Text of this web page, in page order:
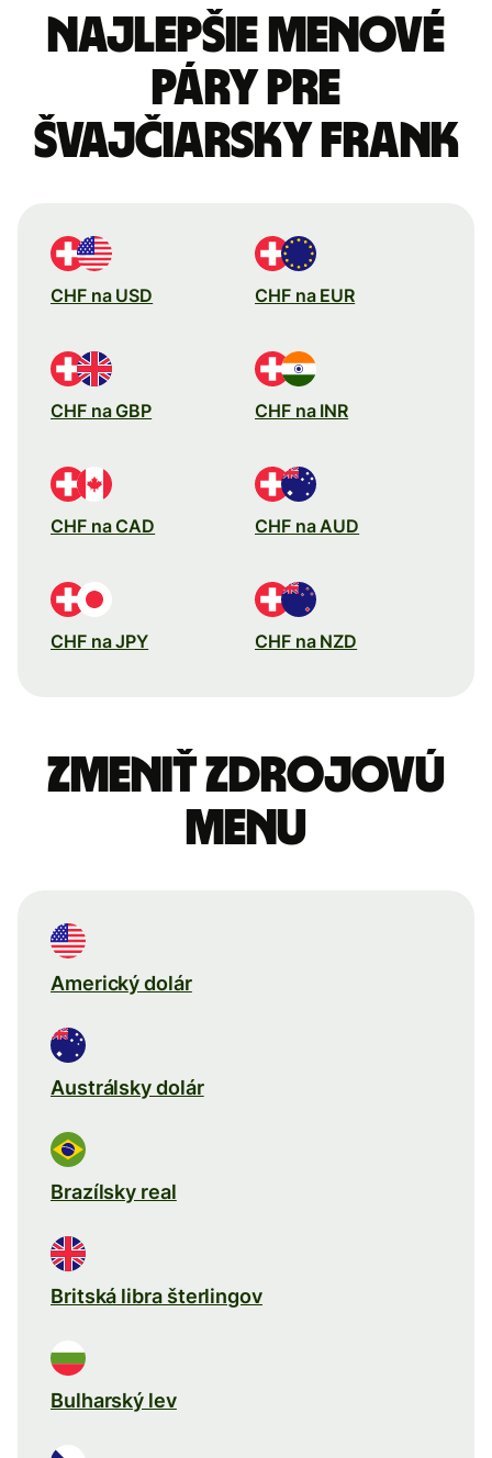
Najlepšie menové
páry pre
Švajčiarsky frank
CHF na USD CHF na EUR
CHF na GBP CHF na INR
CHF na CAD CHF na AUD
CHF na JPY CHF na NZD
Zmeniť zdrojovú
menu
Americký dolár
Austrálsky dolár
Brazílsky real
Britská libra šterlingov
Bulharský lev